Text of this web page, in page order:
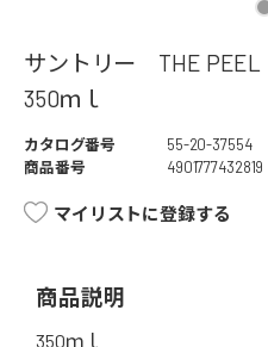
サントリー THE
350ｍｌ
カタログ番号
55-20-37554
商品番号
4901777432819
マイリストに登録する
商品説明
350ｍｌ